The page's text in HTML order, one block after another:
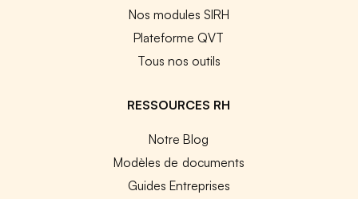
Nos modules SIRH
Plateforme QVT
Tous nos outils
RESSOURCES RH
Notre Blog
Modèles de documents
Guides Entreprises